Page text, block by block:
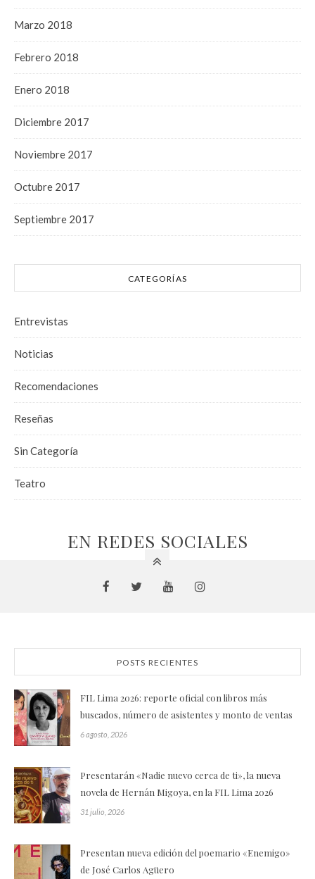
Marzo 2018
Febrero 2018
Enero 2018
Diciembre 2017
Noviembre 2017
Octubre 2017
Septiembre 2017
CATEGORÍAS
Entrevistas
Noticias
Recomendaciones
Reseñas
Sin Categoría
Teatro
EN REDES SOCIALES
POSTS RECIENTES
FIL Lima 2026: reporte oficial con libros más
buscados, número de asistentes y monto de ventas
6 agosto, 2026
Presentarán «Nadie nuevo cerca de ti», la nueva
novela de Hernán Migoya, en la FIL Lima 2026
31 julio, 2026
Presentan nueva edición del poemario «Enemigo»
de José Carlos Agüero